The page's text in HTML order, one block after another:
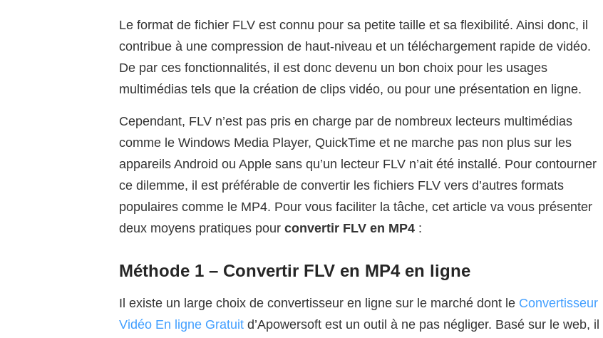
Le format de fichier FLV est connu pour sa petite taille et sa flexibilité. Ainsi donc, il
contribue à une compression de haut-niveau et un téléchargement rapide de vidéo.
De par ces fonctionnalités, il est donc devenu un bon choix pour les usages
multimédias tels que la création de clips vidéo, ou pour une présentation en ligne.
Cependant, FLV n’est pas pris en charge par de nombreux lecteurs multimédias
comme le Windows Media Player, QuickTime et ne marche pas non plus sur les
appareils Android ou Apple sans qu’un lecteur FLV n’ait été installé. Pour contourner
ce dilemme, il est préférable de convertir les fichiers FLV vers d’autres formats
populaires comme le MP4. Pour vous faciliter la tâche, cet article va vous présenter
deux moyens pratiques pour convertir FLV en MP4 :
Méthode 1 – Convertir FLV en MP4 en ligne
Il existe un large choix de convertisseur en ligne sur le marché dont le Convertisseur
Vidéo En ligne Gratuit d’Apowersoft est un outil à ne pas négliger. Basé sur le web, il